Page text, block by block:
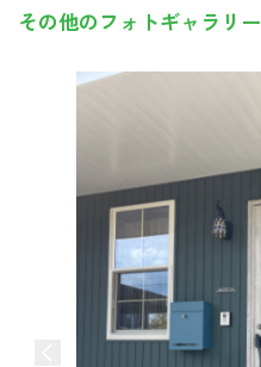
その他のフォトギャラリー